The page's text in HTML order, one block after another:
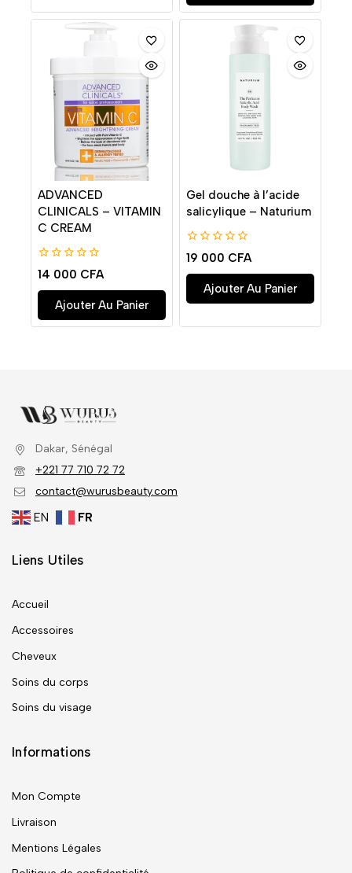
Options
ADVANCED
CLINICALS – VITAMIN
C CREAM
0
de
5
14 000 CFA
Ajouter Au Panier
Gel douche à l’acide
salicylique – Naturium
0
de
5
19 000 CFA
Ajouter Au Panier
Dakar, Sénégal
+221 77 710 72 72
contact@wurusbeauty.com
EN FR
Liens Utiles
Accueil
Accessoires
Cheveux
Soins du corps
Soins du visage
Informations
Mon Compte
Livraison
Mentions Légales